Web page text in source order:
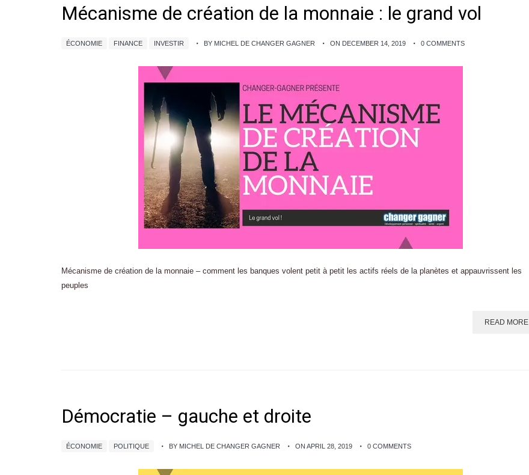
Mécanisme de création de la monnaie : le grand vol
ÉCONOMIE FINANCE INVESTIR BY MICHEL DE CHANGER GAGNER ON DECEMBER 14, 2019 0 COMMENTS
Mécanisme de création de la monnaie – comment les banques volent petit à petit les actifs réels de la planètes et appauvrissent les
peuples
READ MORE
Démocratie – gauche et droite
ÉCONOMIE POLITIQUE BY MICHEL DE CHANGER GAGNER ON APRIL 28, 2019 0 COMMENTS